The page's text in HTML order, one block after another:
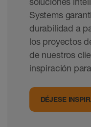
Systems
durabilidad a
los proyectos
de nuestros
inspiración
DÉJESE